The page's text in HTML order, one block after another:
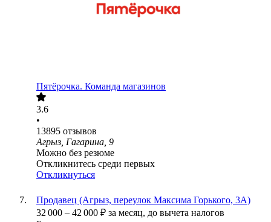
Пятёрочка. Команда магазинов
3.6
•
13895 отзывов
Агрыз, Гагарина, 9
Можно без резюме
Откликнитесь среди первых
Откликнуться
Продавец (Агрыз, переулок Максима Горького, 3А)
32 000 – 42 000 ₽ за месяц, до вычета налогов